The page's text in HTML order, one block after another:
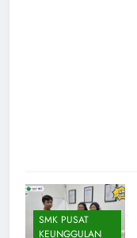
SMK PUSAT
KEUNGGULAN